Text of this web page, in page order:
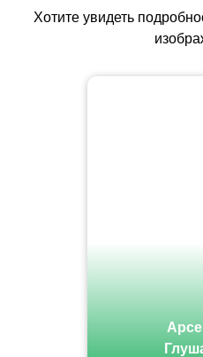
Хотите увидеть